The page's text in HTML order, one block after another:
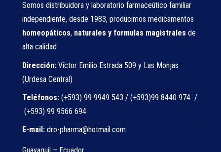
Somos distribuidora y laboratorio farmaceútico familiar
independiente, desde 1983, producimos medicamentos
homeopáticos, naturales y formulas magistrales de
alta calidad
Dirección: Víctor Emilio Estrada 509 y Las Monjas
(Urdesa Central)
Teléfonos: (+593) 99 9949 543 / (+593)99 8440 974 /
(+593) 99 9566 694
E-mail: dro-pharma@hotmail.com